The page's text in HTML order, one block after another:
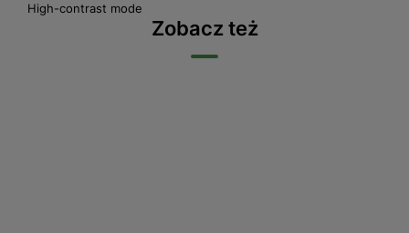
High-contrast mode
Zobacz też